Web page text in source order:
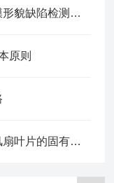
激光共聚焦显微镜在半导体增材薄膜形貌缺陷检测中的应用
原则
如何用激光测振仪进行航空行业的风扇叶片的固有频率测量